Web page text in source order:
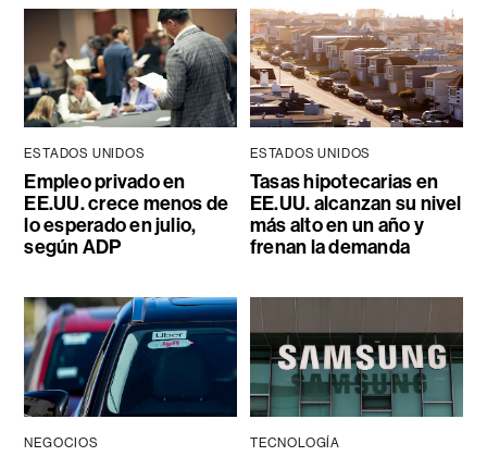
ESTADOS UNIDOS
Empleo privado en
EE.UU. crece menos de
lo esperado en julio,
según ADP
ESTADOS UNIDOS
Tasas hipotecarias en
EE.UU. alcanzan su nivel
más alto en un año y
frenan la demanda
NEGOCIOS TECNOLOGÍA